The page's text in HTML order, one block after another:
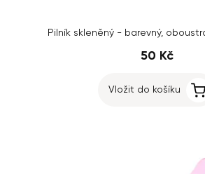
Pilník skleněný - barevný,
50 Kč
Vložit do košíku